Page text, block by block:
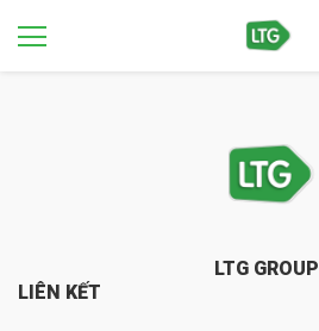
LTG GROUP
LIÊN KẾT